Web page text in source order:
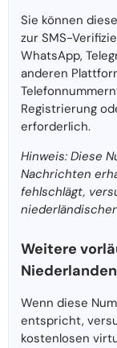
Sie können
zur SMS-
WhatsApp,
anderen
Registrierung
erforderlich.
Hinweis: Diese
Nachrichten
fehlschlägt,
Weitere
Niederlanden
Wenn diese
entspricht,
kostenlosen